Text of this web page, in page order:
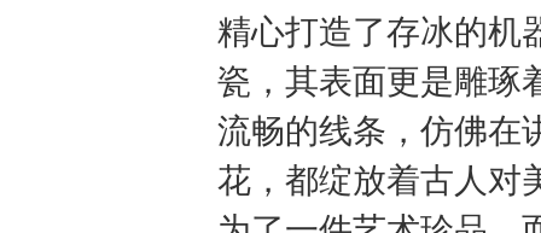
精心打造了存冰的机
瓷，其表面更是雕琢
流畅的线条，仿佛在
花，都绽放着古人对